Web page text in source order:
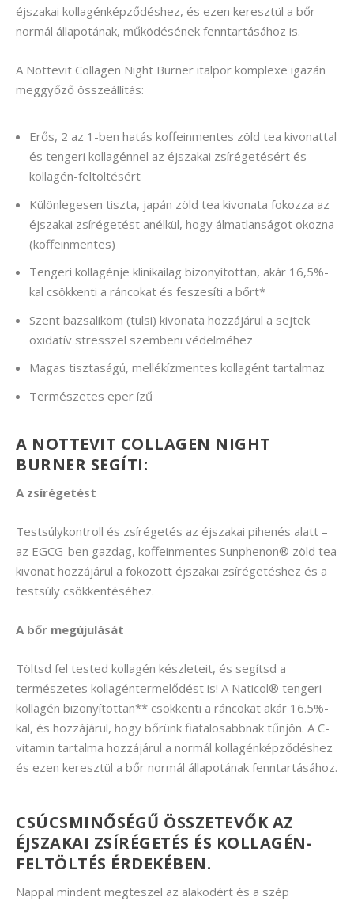
éjszakai kollagénképződéshez, és ezen keresztül a bőr
normál állapotának, működésének fenntartásához is.
A Nottevit Collagen Night Burner italpor komplexe igazán
meggyőző összeállítás:
Erős, 2 az 1-ben hatás koffeinmentes zöld tea kivonattal
és tengeri kollagénnel az éjszakai zsírégetésért és
kollagén-feltöltésért
Különlegesen tiszta, japán zöld tea kivonata fokozza az
éjszakai zsírégetést anélkül, hogy álmatlanságot okozna
(koffeinmentes)
Tengeri kollagénje klinikailag bizonyítottan, akár 16,5%-
kal csökkenti a ráncokat és feszesíti a bőrt*
Szent bazsalikom (tulsi) kivonata hozzájárul a sejtek
oxidatív stresszel szembeni védelméhez
Magas tisztaságú, mellékízmentes kollagént tartalmaz
Természetes eper ízű
A NOTTEVIT COLLAGEN NIGHT
BURNER SEGÍTI:
A zsírégetést
Testsúlykontroll és zsírégetés az éjszakai pihenés alatt –
az EGCG-ben gazdag, koffeinmentes Sunphenon® zöld tea
kivonat hozzájárul a fokozott éjszakai zsírégetéshez és a
testsúly csökkentéséhez.
A bőr megújulását
Töltsd fel tested kollagén készleteit, és segítsd a
természetes kollagéntermelődést is! A Naticol® tengeri
kollagén bizonyítottan** csökkenti a ráncokat akár 16.5%-
kal, és hozzájárul, hogy bőrünk fiatalosabbnak tűnjön. A C-
vitamin tartalma hozzájárul a normál kollagénképződéshez
és ezen keresztül a bőr normál állapotának fenntartásához.
CSÚCSMINŐSÉGŰ ÖSSZETEVŐK AZ
ÉJSZAKAI ZSÍRÉGETÉS ÉS KOLLAGÉN-
FELTÖLTÉS ÉRDEKÉBEN.
Nappal mindent megteszel az alakodért és a szép